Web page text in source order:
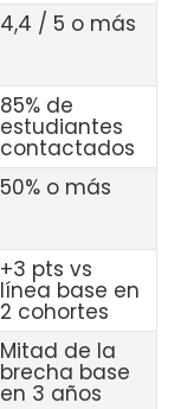
4,4 / 5 o más
85% de
estudiantes
contactados
50% o más
+3 pts vs
línea base en
2 cohortes
Mitad de la
brecha base
en 3 años